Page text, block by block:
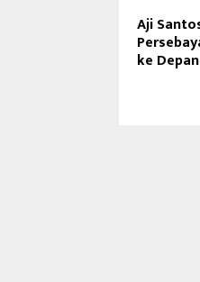
Aji
ke Depan